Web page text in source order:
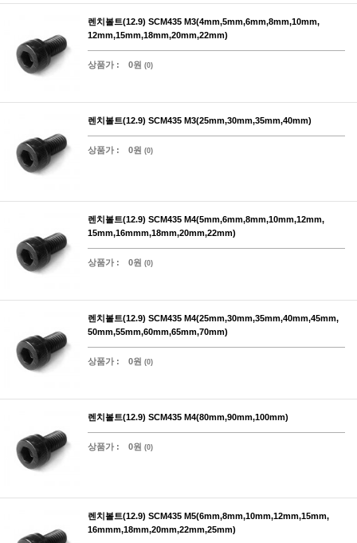
렌치볼트(12.9) SCM435 M3(4mm,5mm,6mm,8mm,10mm,
12mm,15mm,18mm,20mm,22mm)
상품가 : 0원 (0)
렌치볼트(12.9) SCM435 M3(25mm,30mm,35mm,40mm)
상품가 : 0원 (0)
렌치볼트(12.9) SCM435 M4(5mm,6mm,8mm,10mm,12mm,
15mm,16mmm,18mm,20mm,22mm)
상품가 : 0원 (0)
렌치볼트(12.9) SCM435 M4(25mm,30mm,35mm,40mm,45mm,
50mm,55mm,60mm,65mm,70mm)
상품가 : 0원 (0)
렌치볼트(12.9) SCM435 M4(80mm,90mm,100mm)
상품가 : 0원 (0)
렌치볼트(12.9) SCM435 M5(6mm,8mm,10mm,12mm,15mm,
16mmm,18mm,20mm,22mm,25mm)